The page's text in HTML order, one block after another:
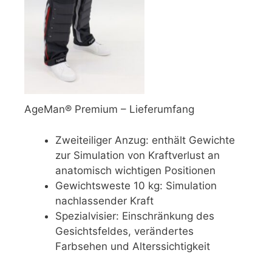
AgeMan® Premium – Lieferumfang
Zweiteiliger Anzug: enthält Gewichte
zur Simulation von Kraftverlust an
anatomisch wichtigen Positionen
Gewichtsweste 10 kg: Simulation
nachlassender Kraft
Spezialvisier: Einschränkung des
Gesichtsfeldes, verändertes
Farbsehen und Alterssichtigkeit